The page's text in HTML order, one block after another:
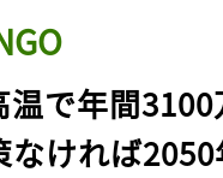
温で年間
ければ